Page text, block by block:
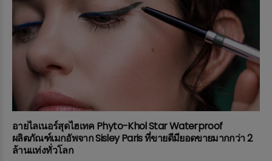
อายไลเนอร์สุดไฮเทค Phyto-Khol Star Waterproof
ผลิตภัณฑ์เมกอัพจาก Sisley Paris ที่ขายดีมียอดขายมากกว่า 2
ล้านแท่งทั่วโลก